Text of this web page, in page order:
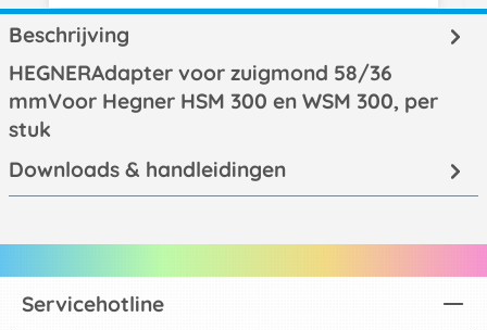
Beschrijving
HEGNERAdapter voor zuigmond 58/36
mmVoor Hegner HSM 300 en WSM 300, per
stuk
Downloads & handleidingen
Servicehotline